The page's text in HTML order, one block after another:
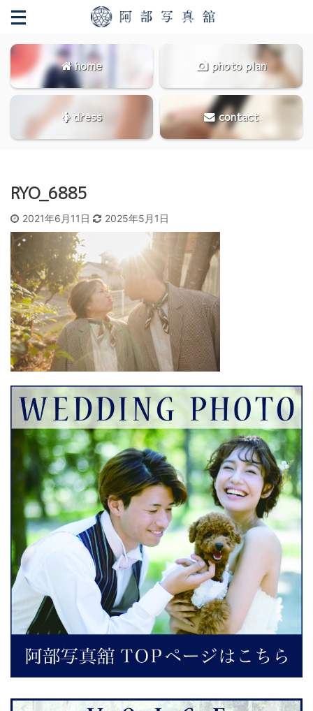
home photo plan
dress contact
RYO_6885
2021年6月11日 2025年5月1日